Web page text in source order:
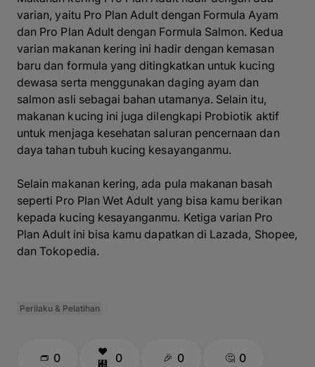
varian, yaitu Pro Plan Adult dengan Formula Ayam
dan Pro Plan Adult dengan Formula Salmon. Kedua
varian makanan kering ini hadir dengan kemasan
baru dan formula yang ditingkatkan untuk kucing
dewasa serta menggunakan daging ayam dan
salmon asli sebagai bahan utamanya. Selain itu,
makanan kucing ini juga dilengkapi Probiotik aktif
untuk menjaga kesehatan saluran pencernaan dan
daya tahan tubuh kucing kesayanganmu.
Selain makanan kering, ada pula makanan basah
seperti Pro Plan Wet Adult yang bisa kamu berikan
kepada kucing kesayanganmu. Ketiga varian Pro
Plan Adult ini bisa kamu dapatkan di Lazada, Shopee,
dan Tokopedia.
Perilaku & Pelatihan
0 0 0 0